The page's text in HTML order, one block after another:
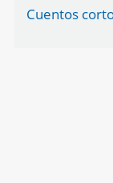
Cuentos